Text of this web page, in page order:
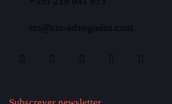
crs@crs-advogados.com